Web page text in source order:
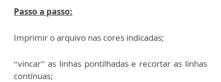
Passo a passo:
Imprimir o arquivo nas cores indicadas;
“vincar” as linhas pontilhadas e recortar as linhas
contínuas;